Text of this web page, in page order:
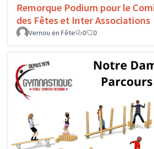
Remorque Podium pour le
des Fêtes et Inter Associations
Vernou en Fête
0 0